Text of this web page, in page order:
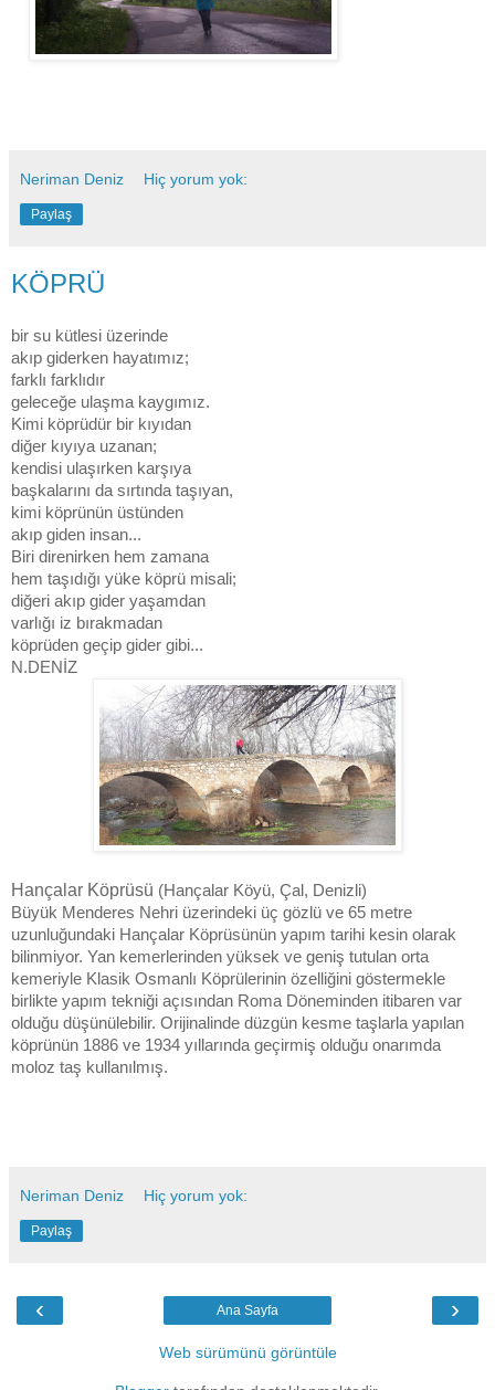
Neriman Deniz Hiç yorum yok:
Paylaş
KÖPRÜ
bir su kütlesi üzerinde
akıp giderken hayatımız;
farklı farklıdır
geleceğe ulaşma kaygımız.
Kimi köprüdür bir kıyıdan
diğer kıyıya uzanan;
kendisi ulaşırken karşıya
başkalarını da sırtında taşıyan,
kimi köprünün üstünden
akıp giden insan...
Biri direnirken hem zamana
hem taşıdığı yüke köprü misali;
diğeri akıp gider yaşamdan
varlığı iz bırakmadan
köprüden geçip gider gibi...
N.DENİZ
Hançalar Köprüsü (Hançalar Köyü, Çal, Denizli)
Büyük Menderes Nehri üzerindeki üç gözlü ve 65 metre
uzunluğundaki Hançalar Köprüsünün yapım tarihi kesin olarak
bilinmiyor. Yan kemerlerinden yüksek ve geniş tutulan orta
kemeriyle Klasik Osmanlı Köprülerinin özelliğini göstermekle
birlikte yapım tekniği açısından Roma Döneminden itibaren var
olduğu düşünülebilir. Orijinalinde düzgün kesme taşlarla yapılan
köprünün 1886 ve 1934 yıllarında geçirmiş olduğu onarımda
moloz taş kullanılmış.
Neriman Deniz Hiç yorum yok:
Paylaş
‹ ›
Ana Sayfa
Web sürümünü görüntüle